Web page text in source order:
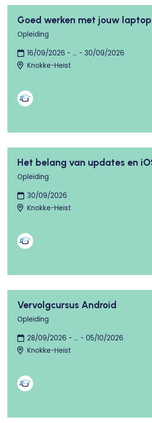
Goed werken met jouw laptop
Opleiding
16/09/2026 - ... - 30/09/2026
Knokke-Heist
Het belang van updates en
Opleiding
30/09/2026
Knokke-Heist
Vervolgcursus Android
Opleiding
28/09/2026 - ... - 05/10/2026
Knokke-Heist